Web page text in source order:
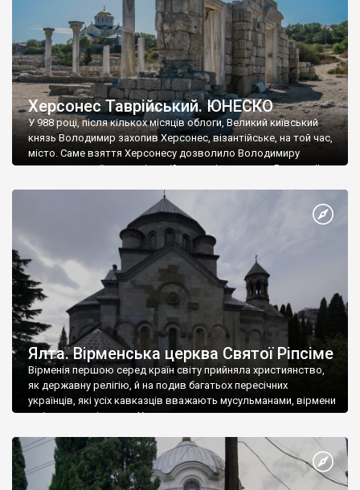
Херсонес Таврійський. ЮНЕСКО
У 988 році, після кількох місяців облоги, Великий київський
князь Володимир захопив Херсонес, візантійське, на той час,
місто. Саме взяття Херсонесу дозволило Володимиру
диктувати свої умови візантійському імператору Василю ІІ, та
Херсонесі Володимир-язичник, став Василем-християнином.
А потім було Хрещення Русі. На честь Херсонесу Таврійського
Ялта. Вірменська церква Святої Ріпсіме
Вірменія першою серед країн світу прийняла християнство,
як державну релігію, й на подив багатьох пересічних
українців, які усіх кавказців вважають мусульманами, вірмени
є відданими вірянами Христа